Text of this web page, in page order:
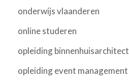
onderwijs vlaanderen
online studeren
opleiding binnenhuisarchitect
opleiding event management